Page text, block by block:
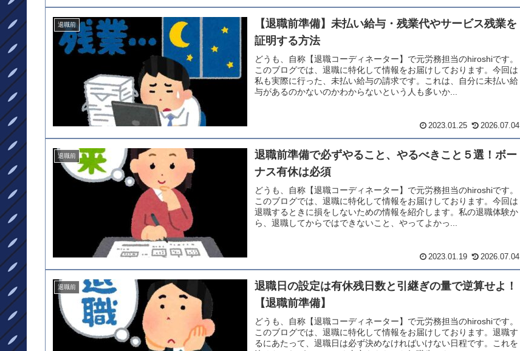
退職前
【退職前準備】未払い給与・残業代やサービス残業を
証明する方法
どうも、自称【退職コーディネーター】で元労務担当のhiroshiです。
このブログでは、退職に特化して情報をお届けしております。今回は
私も実際に行った、未払い給与の請求です。これは、自分に未払い給
与があるのかないのかわからないという人も多いか...
2023.01.25 2026.07.04
退職前
退職前準備で必ずやること、やるべきこと５選！ボー
ナス有休は必須
どうも、自称【退職コーディネーター】で元労務担当のhiroshiです。
このブログでは、退職に特化して情報をお届けしております。今回は
退職するときに損をしないための情報を紹介します。私の退職体験か
ら、退職してからではできないこと、やってよかっ...
2023.01.19 2026.07.04
退職前
退職日の設定は有休残日数と引継ぎの量で逆算せよ！
【退職前準備】
どうも、自称【退職コーディネーター】で元労務担当のhiroshiです。
このブログでは、退職に特化して情報をお届けしております。退職す
るにあたって、退職日は必ず決めなければいけない日程です。これを